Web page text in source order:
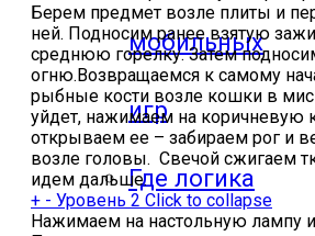
мобильных
игр
Где логика
Берем предмет возле плиты и
ней. Подносим ранее взятую
среднюю горелку. Затем
огню.Возвращаемся к самому
рыбные кости возле кошки в
уйдет, нажимаем на коричневую
открываем ее – забираем рог и
возле головы. Свечой сжигаем
идем дальше.
+ - Уровень 2 Click to collapse
Нажимаем на настольную лампу